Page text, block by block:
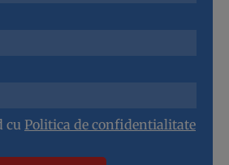
cu Politica de confidentialitate